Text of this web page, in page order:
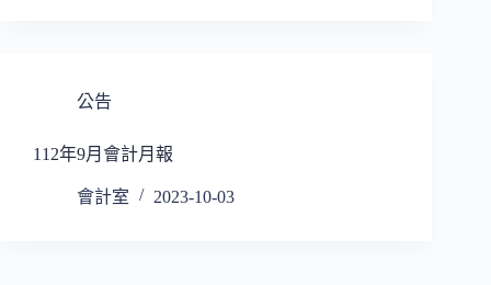
公告
112年9月會計月報
會計室 2023-10-03